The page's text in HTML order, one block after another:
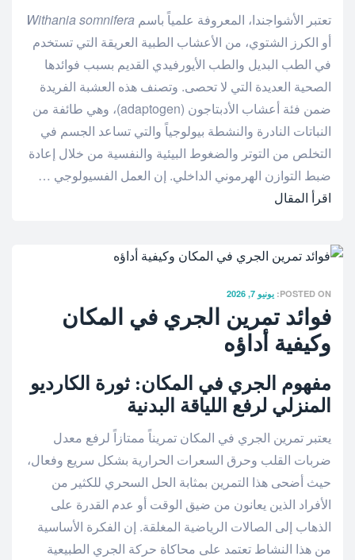
تعتبر الأشواجندا، المعروفة علمياً باسم Withania somnifera
أو الكرز الشتوي، من الأعشاب الطبية العريقة التي تستخدم
في الطب البديل والطب الأيورفيدي القديم بسبب فوائدها
الصحية العديدة التي لا تحصى. وتصنف هذه العشبة الفريدة
ضمن فئة أعشاب الأدبتاجون (adaptogen)، وهي طائفة من
النباتات النادرة والنشطة بيولوجياً والتي تساعد الجسم في
التخلص من التوتر والضغوط البيئية والنفسية من خلال إعادة
ضبط التوازن الهرموني الداخلي. إن العمل الفسيولوجي …
اقرأ المقال
POSTED ON: يونيو 7, 2026
فوائد تمرين الجري في المكان
وكيفية أداؤه
مفهوم الجري في المكان: ثورة الكارديو
المنزلي لرفع اللياقة البدنية
يعتبر تمرين الجري في المكان تمريناً ممتازاً لرفع معدل
ضربات القلب وحرق السعرات الحرارية بشكل سريع وفعال،
حيث أضحى هذا التمرين بمثابة الحل السحري للكثير من
الأفراد الذين يعانون من ضيق الوقت أو عدم القدرة على
الذهاب إلى الصالات الرياضية المغلقة. إن الفكرة الأساسية
من هذا النشاط تعتمد على محاكاة حركة الجري الطبيعية